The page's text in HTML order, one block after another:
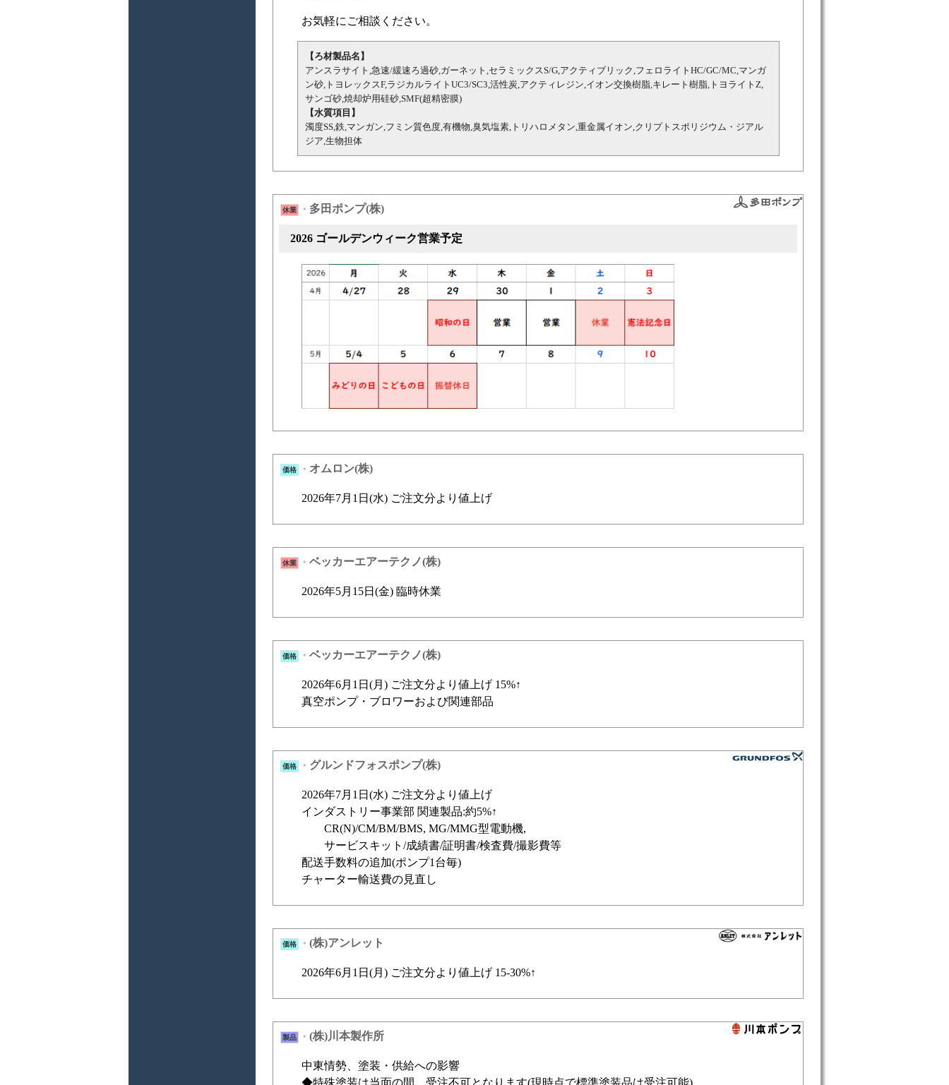
お気軽にご相談ください。
【ろ材製品名】
アンスラサイト,急速/緩速ろ過砂,ガーネット,セラミックスS/G,アクティブリック,フェロライトHC/GC/MC,マンガ
ン砂,トヨレックスF,ラジカルライトUC3/SC3,活性炭,アクティレジン,イオン交換樹脂,キレート樹脂,トヨライトZ,
サンゴ砂,焼却炉用硅砂,SMF(超精密膜)
【水質項目】
濁度SS,鉄,マンガン,フミン質色度,有機物,臭気塩素,トリハロメタン,重金属イオン,クリプトスポリジウム・ジアル
ジア,生物担体
休業 * 多田ポンプ(株)
2026 ゴールデンウィーク営業予定
価格 * オムロン(株)
2026年7月1日(水) ご注文分より値上げ
休業 * ベッカーエアーテクノ(株)
2026年5月15日(金) 臨時休業
価格 * ベッカーエアーテクノ(株)
2026年6月1日(月) ご注文分より値上げ 15%↑
真空ポンプ・ブロワーおよび関連部品
価格 * グルンドフォスポンプ(株)
2026年7月1日(水) ご注文分より値上げ
インダストリー事業部 関連製品:約5%↑
CR(N)/CM/BM/BMS, MG/MMG型電動機,
サービスキット/成績書/証明書/検査費/撮影費等
配送手数料の追加(ポンプ1台毎)
チャーター輸送費の見直し
価格 * (株)アンレット
2026年6月1日(月) ご注文分より値上げ 15-30%↑
製品 * (株)川本製作所
中東情勢、塗装・供給への影響
◆特殊塗装は当面の間、受注不可となります(現時点で標準塗装品は受注可能)